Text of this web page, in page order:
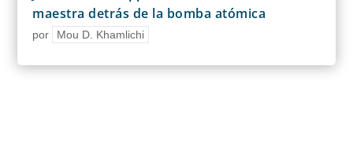
maestra detrás de la bomba atómica
por Mou D. Khamlichi